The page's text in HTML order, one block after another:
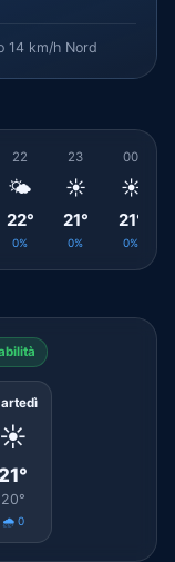
14 km/h Nord
22
🌤️
22°
0%
23
☀️
21°
0%
00
☀️
21°
0%
☀️
20°
🌧️ 0